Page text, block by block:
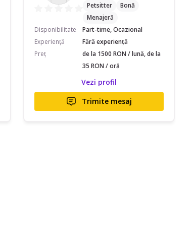
Petsitter
Bonă
Menajeră
Disponibilitate
Part-time, Ocazional
Experiență
Fără experiență
Preț
de la 1500 RON / lună, de la
35 RON / oră
Vezi profil
Trimite mesaj